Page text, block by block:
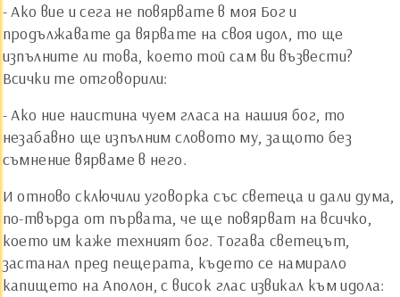
- Ако вие и сега не повярвате в моя Бог и
продължавате да вярвате на своя идол, то ще
изпълните ли това, което той сам ви възвести?
Всички те отговорили:
- Ако ние наистина чуем гласа на нашия бог, то
незабавно ще изпълним словото му, защото без
съмнение вярваме в него.
И отново сключили уговорка със светеца и дали дума,
по-твърда от първата, че ще повярват на всичко,
което им каже техният бог. Тогава светецът,
застанал пред пещерата, където се намирало
капището на Аполон, с висок глас извикал към идола: